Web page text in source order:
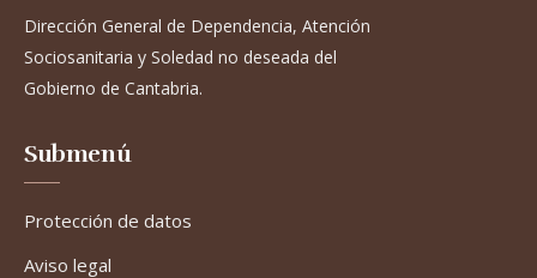
Dirección General de Dependencia, Atención
Sociosanitaria y Soledad no deseada del
Gobierno de Cantabria.
Submenú
Protección de datos
Aviso legal